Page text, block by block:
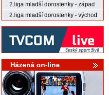
2.liga mladší dorostenky - západ
2.liga mladší dorostenky - východ
Házená on-line